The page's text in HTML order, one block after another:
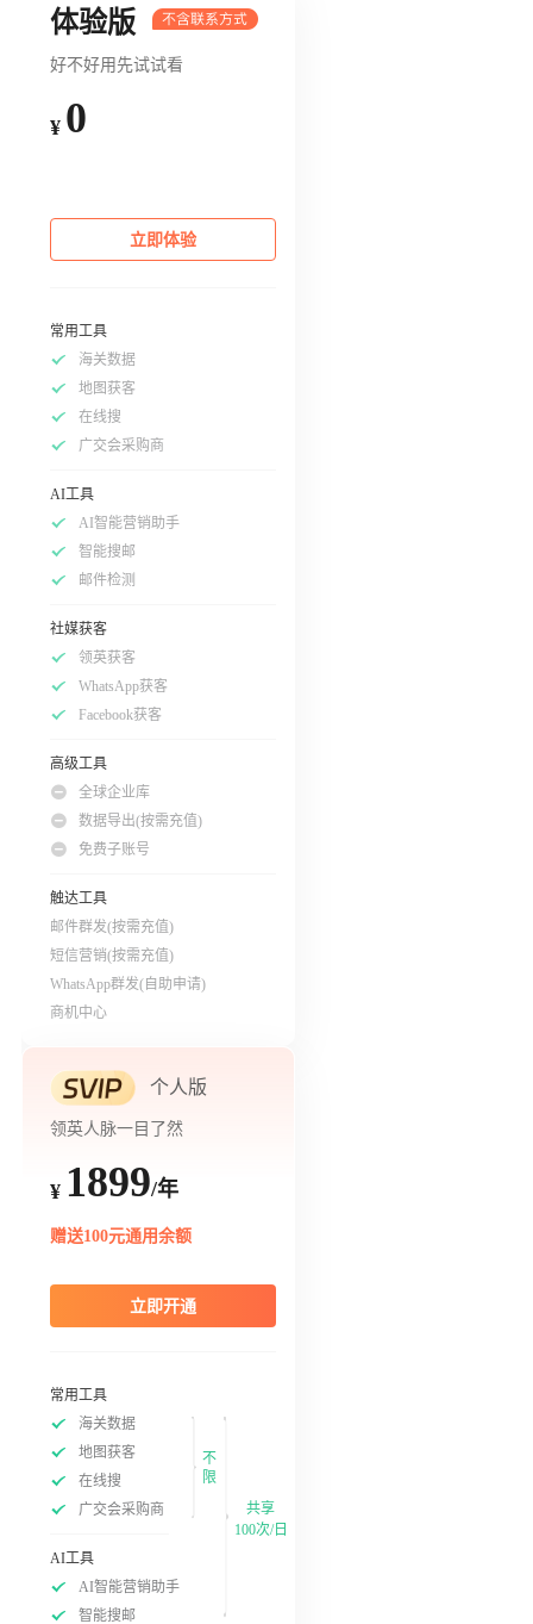
体验版
好不好用先试试看
¥ 0
立即体验
常用工具
海关数据
地图获客
在线搜
广交会采购商
AI工具
AI智能营销助手
智能搜邮
邮件检测
社媒获客
领英获客
WhatsApp获客
Facebook获客
高级工具
全球企业库
数据导出(按需充值)
免费子账号
触达工具
邮件群发(按需充值)
短信营销(按需充值)
WhatsApp群发(自助申请)
商机中心
个人版
领英人脉一目了然
¥ 1899/年
赠送100元通用余额
立即开通
常用工具
海关数据
地图获客
在线搜
广交会采购商
不
限
AI工具
AI智能营销助手
智能搜邮
共享
100次/日